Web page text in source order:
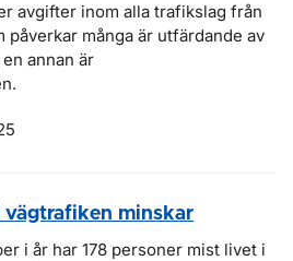
avgifter inom alla trafikslag från
påverkar många är utfärdande av
annan är
minskar
i år har 178 personer mist livet i